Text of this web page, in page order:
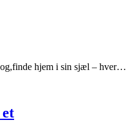
hjem i sin sjæl – hver…